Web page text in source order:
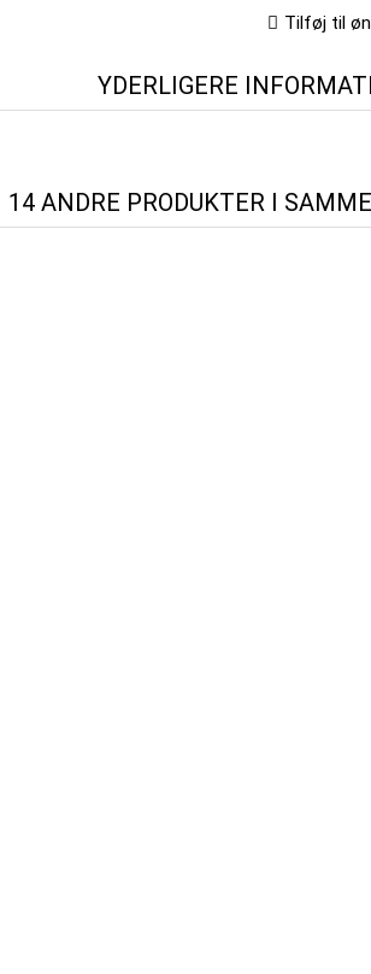
Tilføj til
YDERLIGERE
14 ANDRE PRODUKTER I